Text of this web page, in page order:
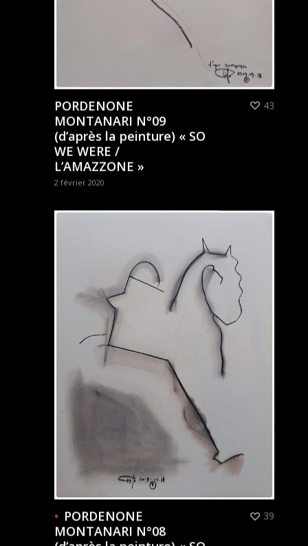
PORDENONE
MONTANARI N°09
(d’après la peinture) « SO
WE WERE /
L’AMAZZONE »
2 février 2020
43
PORDENONE
MONTANARI N°08
39